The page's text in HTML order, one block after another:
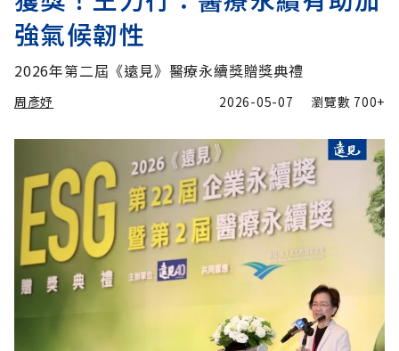
強氣候韌性
2026年第二屆《遠見》醫療永續獎贈獎典禮
周彥妤 2026-05-07 瀏覽數 700+